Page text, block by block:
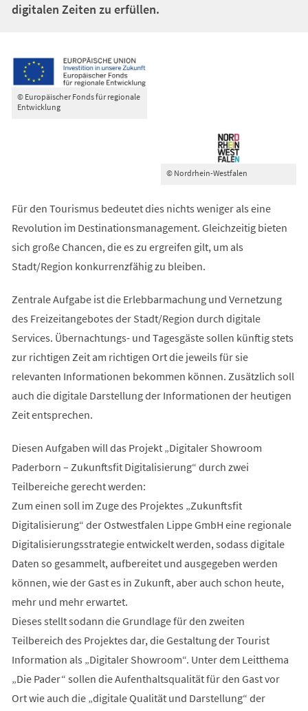
digitalen Zeiten zu erfüllen.
© Europäischer Fonds für regionale
Entwicklung
© Nordrhein-Westfalen
Für den Tourismus bedeutet dies nichts weniger als eine
Revolution im Destinationsmanagement. Gleichzeitig bieten
sich große Chancen, die es zu ergreifen gilt, um als
Stadt/Region konkurrenzfähig zu bleiben.
Zentrale Aufgabe ist die Erlebbarmachung und Vernetzung
des Freizeitangebotes der Stadt/Region durch digitale
Services. Übernachtungs- und Tagesgäste sollen künftig stets
zur richtigen Zeit am richtigen Ort die jeweils für sie
relevanten Informationen bekommen können. Zusätzlich soll
auch die digitale Darstellung der Informationen der heutigen
Zeit entsprechen.
Diesen Aufgaben will das Projekt „Digitaler Showroom
Paderborn – Zukunftsfit Digitalisierung“ durch zwei
Teilbereiche gerecht werden:
Zum einen soll im Zuge des Projektes „Zukunftsfit
Digitalisierung“ der Ostwestfalen Lippe GmbH eine regionale
Digitalisierungsstrategie entwickelt werden, sodass digitale
Daten so gesammelt, aufbereitet und ausgegeben werden
können, wie der Gast es in Zukunft, aber auch schon heute,
mehr und mehr erwartet.
Dieses stellt sodann die Grundlage für den zweiten
Teilbereich des Projektes dar, die Gestaltung der Tourist
Information als „Digitaler Showroom“. Unter dem Leitthema
„Die Pader“ sollen die Aufenthaltsqualität für den Gast vor
Ort wie auch die „digitale Qualität und Darstellung“ der